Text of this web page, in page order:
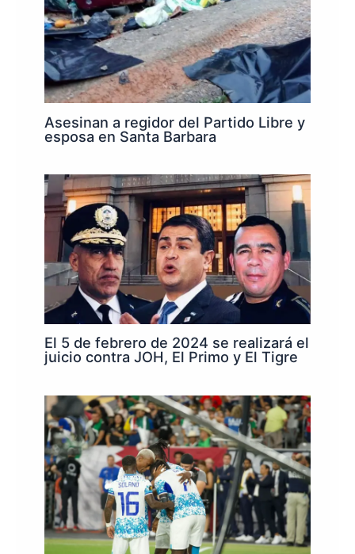
Asesinan a regidor del Partido Libre y
esposa en Santa Barbara
El 5 de febrero de 2024 se realizará el
juicio contra JOH, El Primo y El Tigre